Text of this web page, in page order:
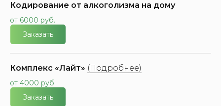
Кодирование от алкоголизма на дому
от 6000 руб.
Заказать
Комплекс «Лайт» (Подробнее)
от 4000 руб.
Заказать